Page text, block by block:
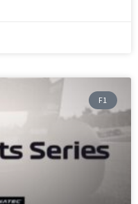
F1